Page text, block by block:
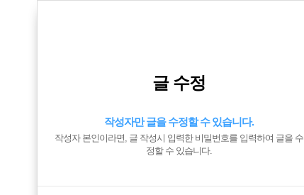
글 수정
작성자만 글을 수정할 수 있습니다.
작성자 본인이라면, 글 작성시 입력한 비밀번호를 입력하여 글을 수
정할 수 있습니다.